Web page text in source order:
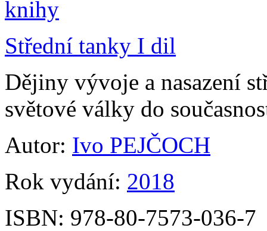
Střední tanky I dil
Dějiny vývoje a nasazení
světové války do
Autor: Ivo PEJČOCH
Rok vydání: 2018
ISBN: 978-80-7573-036-7